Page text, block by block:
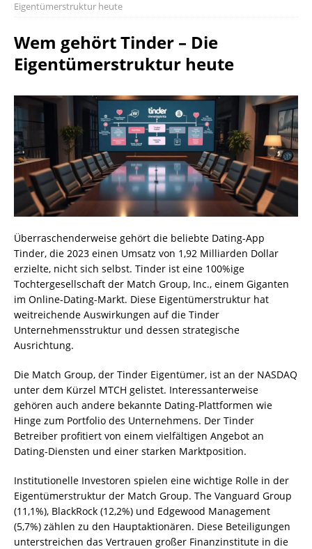
Eigentümerstruktur heute
Wem gehört Tinder – Die
Eigentümerstruktur heute
Überraschenderweise gehört die beliebte Dating-App
Tinder, die 2023 einen Umsatz von 1,92 Milliarden Dollar
erzielte, nicht sich selbst. Tinder ist eine 100%ige
Tochtergesellschaft der Match Group, Inc., einem Giganten
im Online-Dating-Markt. Diese Eigentümerstruktur hat
weitreichende Auswirkungen auf die Tinder
Unternehmensstruktur und dessen strategische
Ausrichtung.
Die Match Group, der Tinder Eigentümer, ist an der NASDAQ
unter dem Kürzel MTCH gelistet. Interessanterweise
gehören auch andere bekannte Dating-Plattformen wie
Hinge zum Portfolio des Unternehmens. Der Tinder
Betreiber profitiert von einem vielfältigen Angebot an
Dating-Diensten und einer starken Marktposition.
Institutionelle Investoren spielen eine wichtige Rolle in der
Eigentümerstruktur der Match Group. The Vanguard Group
(11,1%), BlackRock (12,2%) und Edgewood Management
(5,7%) zählen zu den Hauptaktionären. Diese Beteiligungen
unterstreichen das Vertrauen großer Finanzinstitute in die